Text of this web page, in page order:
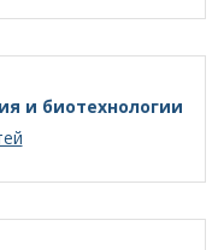
и биотехнологии